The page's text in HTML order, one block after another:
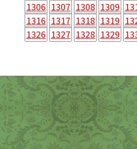
1306 1307 1308 1309
1316 1317 1318 1319
1326 1327 1328 1329